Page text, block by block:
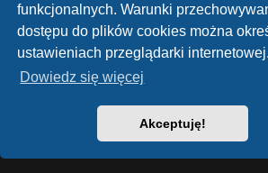
funkcjonalnych. Warunki
dostępu do plików cookies można
ustawieniach przeglądarki internetowej.
Dowiedz się więcej
Akceptuję!